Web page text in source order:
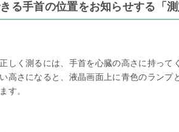
る手首の位置をお知らせする「測
しく測るには、手首を心臓の高さに持って
高さになると、液晶画面上に青色のランプ
す。